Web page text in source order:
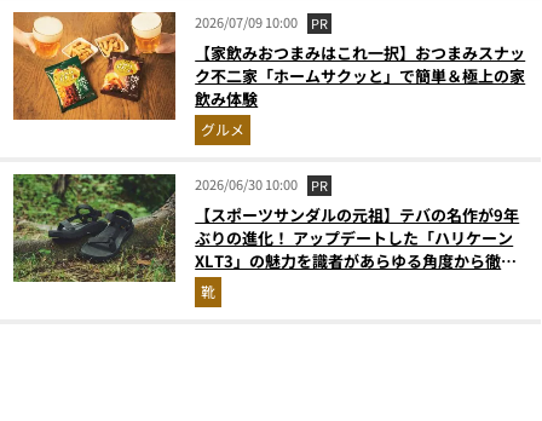
2026/07/09 10:00 PR
【家飲みおつまみはこれ一択】おつまみスナッ
ク不二家「ホームサクッと」で簡単＆極上の家
飲み体験
グルメ
2026/06/30 10:00 PR
【スポーツサンダルの元祖】テバの名作が9年
ぶりの進化！ アップデートした「ハリケーン
XLT3」の魅力を識者があらゆる角度から徹底
解説！
靴